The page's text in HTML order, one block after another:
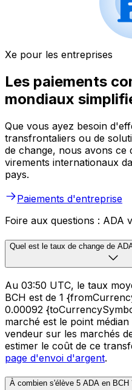
Xe pour les entreprises
Les paiements
mondiaux
Que vous ayez besoin
transfrontaliers ou de
de change, nous avons ce
virements internationaux
pays.
Paiements d'entreprise
Foire aux questions : ADA
Quel est le taux de change de
Au 03:50 UTC, le taux
BCH est de 1
0.00092
marché est le point
vendeur sur les marchés
estimer le coût de ce
page d'envoi d'argent.
À combien s'élève 5 ADA en BCH